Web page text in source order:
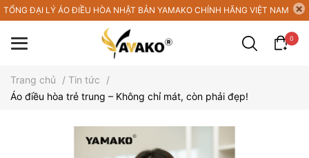
TỔNG ĐẠI LÝ ÁO ĐIỀU HÒA NHẬT BẢN YAMAKO CHÍNH HÃNG VIỆT NAM
0
Trang chủ / Tin tức
/
Áo điều hòa trẻ trung – Không chỉ mát, còn phải đẹp!